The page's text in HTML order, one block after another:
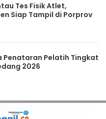
Tes Fisik Atlet,
Siap Tampil di Porprov
Penataran Pelatih Tingkat
2026